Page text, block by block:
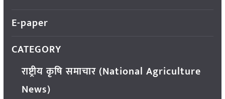
E-paper
CATEGORY
राष्ट्रीय कृषि समाचार (National Agriculture
News)